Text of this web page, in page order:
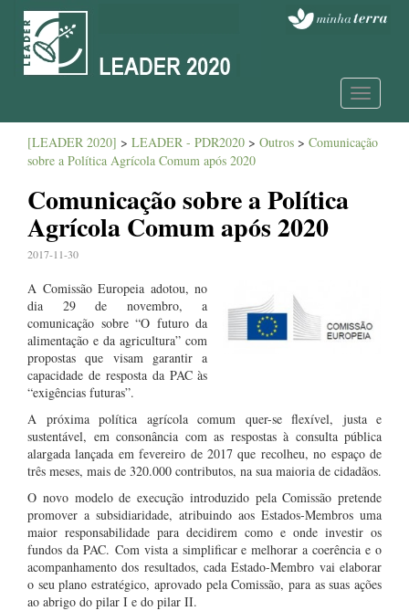
Toggle
[LEADER 2020] > LEADER - PDR2020 > Outros > Comunicação
sobre a Política Agrícola Comum após 2020
Comunicação sobre a Política
Agrícola Comum após 2020
2017-11-30
A Comissão Europeia adotou, no
dia 29 de novembro, a
comunicação sobre “O futuro da
alimentação e da agricultura” com
propostas que visam garantir a
capacidade de resposta da PAC às
“exigências futuras”.
A próxima política agrícola comum quer-se flexível, justa e
sustentável, em consonância com as respostas à consulta pública
alargada lançada em fevereiro de 2017 que recolheu, no espaço de
três meses, mais de 320.000 contributos, na sua maioria de cidadãos.
O novo modelo de execução introduzido pela Comissão pretende
promover a subsidiaridade, atribuindo aos Estados-Membros uma
maior responsabilidade para decidirem como e onde investir os
fundos da PAC. Com vista a simplificar e melhorar a coerência e o
acompanhamento dos resultados, cada Estado-Membro vai elaborar
o seu plano estratégico, aprovado pela Comissão, para as suas ações
ao abrigo do pilar I e do pilar II.